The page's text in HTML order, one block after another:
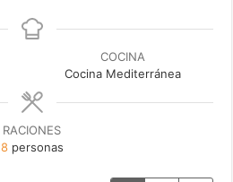
COCINA
Cocina Mediterránea
RACIONES
8 personas